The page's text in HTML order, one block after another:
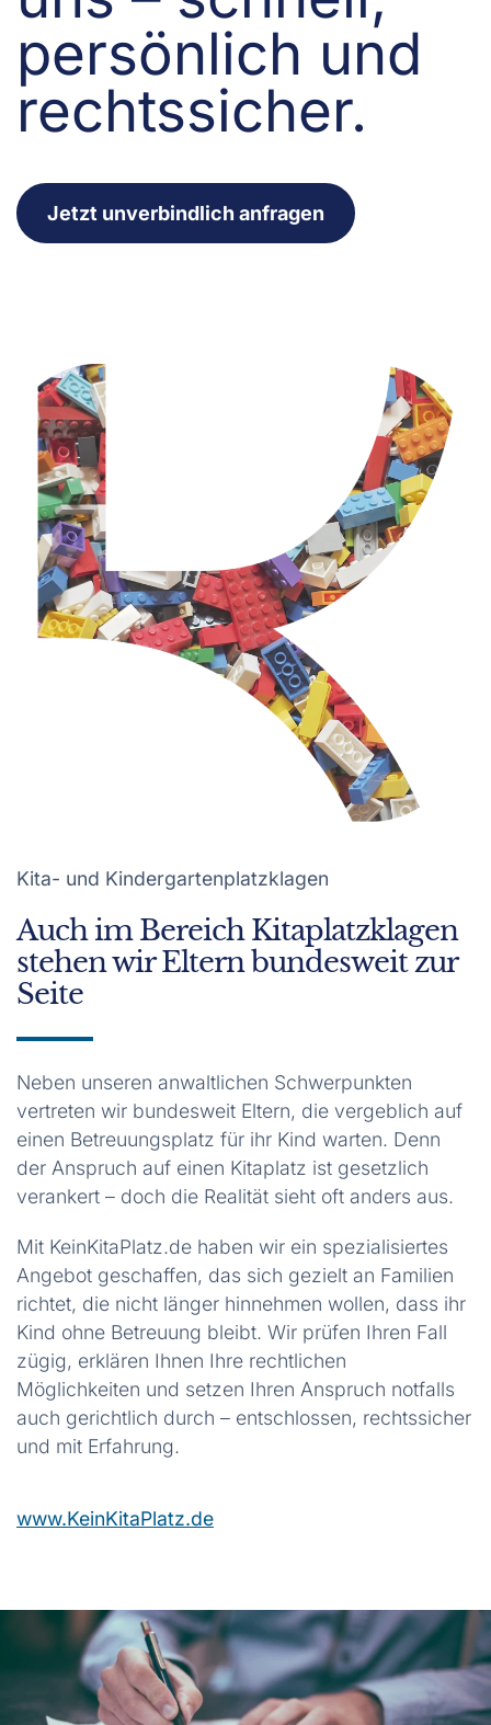
persönlich und
rechtssicher.
Jetzt unverbindlich anfragen
Kita- und Kindergartenplatzklagen
Auch im Bereich Kitaplatzklagen
stehen wir Eltern bundesweit zur
Seite
Neben unseren anwaltlichen Schwerpunkten
vertreten wir bundesweit Eltern, die vergeblich auf
einen Betreuungsplatz für ihr Kind warten. Denn
der Anspruch auf einen Kitaplatz ist gesetzlich
verankert – doch die Realität sieht oft anders aus.
Mit KeinKitaPlatz.de haben wir ein spezialisiertes
Angebot geschaffen, das sich gezielt an Familien
richtet, die nicht länger hinnehmen wollen, dass ihr
Kind ohne Betreuung bleibt. Wir prüfen Ihren Fall
zügig, erklären Ihnen Ihre rechtlichen
Möglichkeiten und setzen Ihren Anspruch notfalls
auch gerichtlich durch – entschlossen, rechtssicher
und mit Erfahrung.
www.KeinKitaPlatz.de